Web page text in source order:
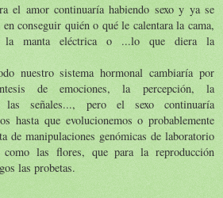
el amor continuaría habiendo sexo y ya se
conseguir quién o qué le calentara la cama,
la manta eléctrica o ...lo que diera la
nuestro sistema hormonal cambiaría por
de emociones, la percepción, la
las señales..., pero el sexo continuaría
hasta que evolucionemos o probablemente
de manipulaciones genómicas de laboratorio
las flores, que para la reproducción
las probetas.